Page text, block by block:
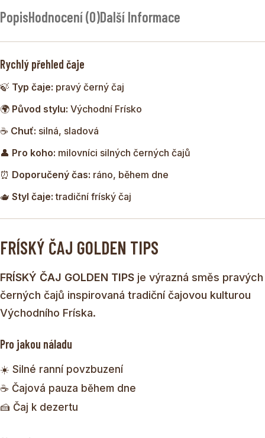
Východního Fríska.
Je ideální pro milovníky výrazných černých čajů, které se
tradičně pijí se smetanou a kandovaným cukrem.
PopisHodnocení (0)Další Informace
Rychlý přehled čaje
🍃 Typ čaje: pravý černý čaj
🌍 Původ stylu: Východní Frísko
☕ Chuť: silná, sladová
👤 Pro koho: milovníci silných černých čajů
⏰ Doporučený čas: ráno, během dne
🫖 Styl čaje: tradiční fríský čaj
FRÍSKÝ ČAJ GOLDEN TIPS
FRÍSKÝ ČAJ GOLDEN TIPS je výrazná směs pravých
černých čajů inspirovaná tradiční čajovou kulturou
Východního Fríska.
Pro jakou náladu
☀️ Silné ranní povzbuzení
☕ Čajová pauza během dne
🍰 Čaj k dezertu